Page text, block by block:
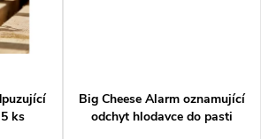
ks
Big Cheese Alarm oznamující
odchyt hlodavce do pasti